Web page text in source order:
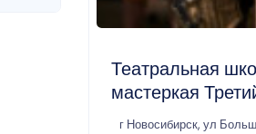
Театральная
мастеркая
г Новосибирск, ул